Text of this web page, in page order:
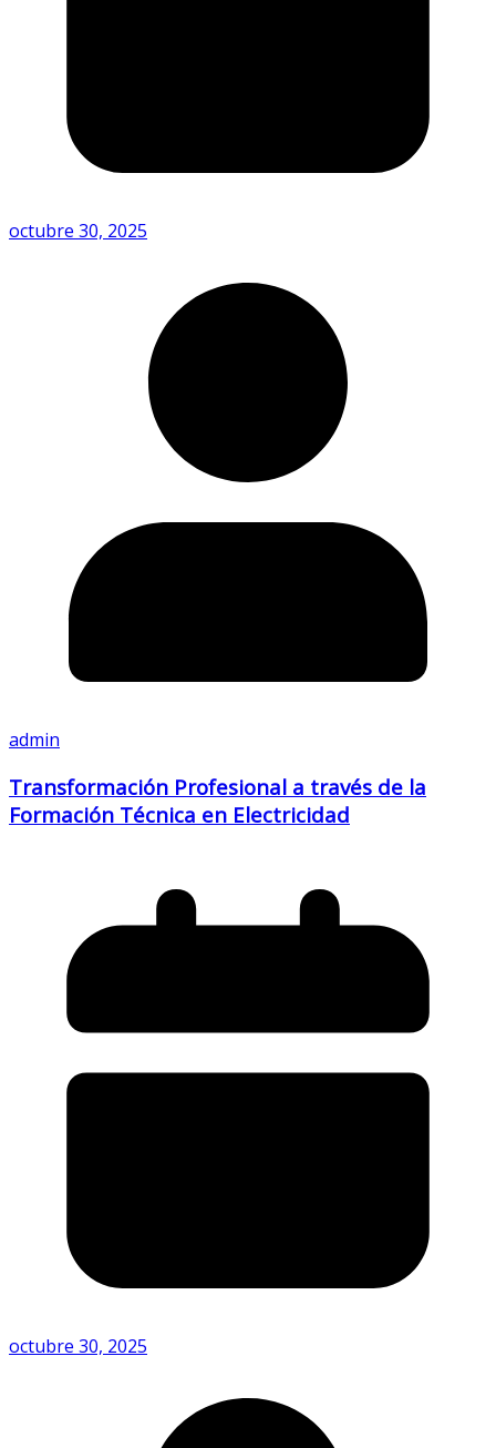
octubre 30, 2025
admin
Transformación Profesional a través de la
Formación Técnica en Electricidad
octubre 30, 2025